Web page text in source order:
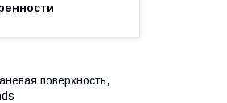
поверхность,